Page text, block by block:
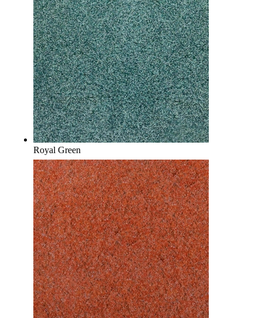
Royal Green